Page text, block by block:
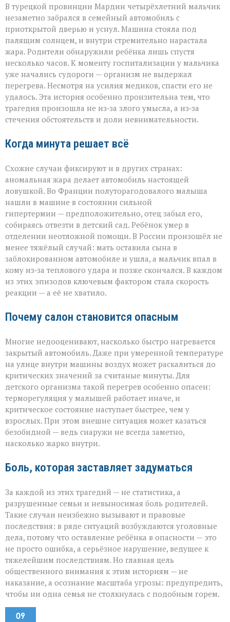
В турецкой провинции Мардин четырёхлетний мальчик
незаметно забрался в семейный автомобиль с
приоткрытой дверью и уснул. Машина стояла под
палящим солнцем, и внутри стремительно нарастала
жара. Родители обнаружили ребёнка лишь спустя
несколько часов. К моменту госпитализации у мальчика
уже начались судороги — организм не выдержал
перегрева. Несмотря на усилия медиков, спасти его не
удалось. Эта история особенно пронзительна тем, что
трагедия произошла не из‑за злого умысла, а из‑за
стечения обстоятельств и доли невнимательности.
Когда минута решает всё
Схожие случаи фиксируют и в других странах:
аномальная жара делает автомобиль настоящей
ловушкой. Во Франции полуторагодовалого малыша
нашли в машине в состоянии сильной
гипертермии — предположительно, отец забыл его,
собираясь отвезти в детский сад. Ребёнок умер в
отделении неотложной помощи. В России произошёл не
менее тяжёлый случай: мать оставила сына в
заблокированном автомобиле и ушла, а мальчик впал в
кому из‑за теплового удара и позже скончался. В каждом
из этих эпизодов ключевым фактором стала скорость
реакции — а её не хватило.
Почему салон становится опасным
Многие недооценивают, насколько быстро нагревается
закрытый автомобиль. Даже при умеренной температуре
на улице внутри машины воздух может раскалиться до
критических значений за считаные минуты. Для
детского организма такой перегрев особенно опасен:
терморегуляция у малышей работает иначе, и
критическое состояние наступает быстрее, чем у
взрослых. При этом внешне ситуация может казаться
безобидной — ведь снаружи не всегда заметно,
насколько жарко внутри.
Боль, которая заставляет задуматься
За каждой из этих трагедий — не статистика, а
разрушенные семьи и невыносимая боль родителей.
Такие случаи неизбежно вызывают и правовые
последствия: в ряде ситуаций возбуждаются уголовные
дела, потому что оставление ребёнка в опасности — это
не просто ошибка, а серьёзное нарушение, ведущее к
тяжелейшим последствиям. Но главная цель
общественного внимания к этим историям — не
наказание, а осознание масштаба угрозы: предупредить,
чтобы ни одна семья не столкнулась с подобным горем.
09